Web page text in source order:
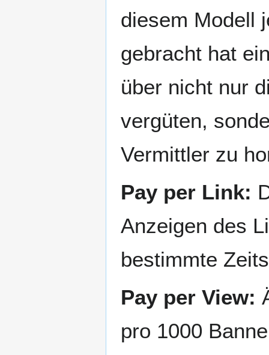
diesem Modell
gebracht hat
über nicht nur
vergüten,
Vermittler zu
Pay per Link:
Anzeigen des
bestimmte
Pay per View:
pro 1000